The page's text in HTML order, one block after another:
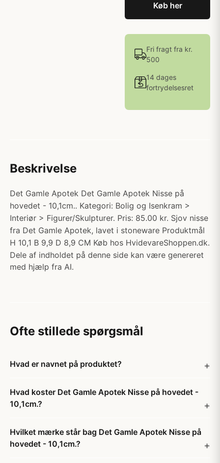
Køb her
Fri fragt fra kr.
500
14 dages
fortrydelsesret
Beskrivelse
Det Gamle Apotek Det Gamle Apotek Nisse på
hovedet - 10,1cm.. Kategori: Bolig og Isenkram >
Interiør > Figurer/Skulpturer. Pris: 85.00 kr. Sjov nisse
fra Det Gamle Apotek, lavet i stoneware Produktmål
H 10,1 B 9,9 D 8,9 CM Køb hos HvidevareShoppen.dk.
Dele af indholdet på denne side kan være genereret
med hjælp fra AI.
Ofte stillede spørgsmål
Hvad er navnet på produktet?
Hvad koster Det Gamle Apotek Nisse på hovedet -
10,1cm.?
Hvilket mærke står bag Det Gamle Apotek Nisse på
hovedet - 10,1cm.?